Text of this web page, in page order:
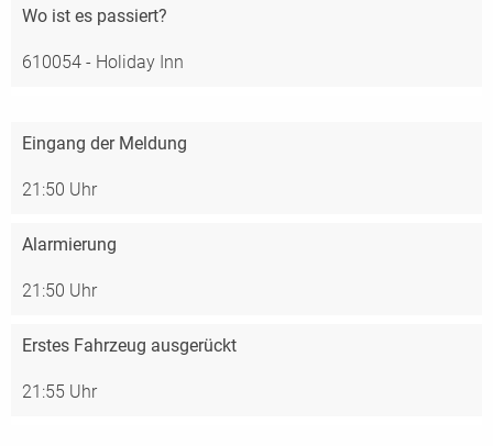
Wo ist es passiert?
610054 - Holiday Inn
Eingang der Meldung
21:50 Uhr
Alarmierung
21:50 Uhr
Erstes Fahrzeug ausgerückt
21:55 Uhr